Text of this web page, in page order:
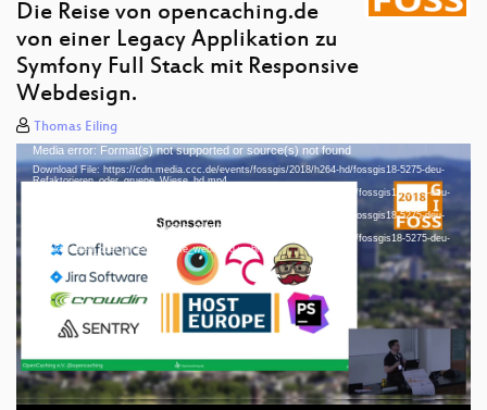
Die Reise von opencaching.de
von einer Legacy Applikation zu
Symfony Full Stack mit Responsive
Webdesign.
Thomas Eiling
Video
Player
Media error: Format(s) not supported or source(s) not found
Download File: https://cdn.media.ccc.de/events/fossgis/2018/h264-hd/fossgis18-5275-deu-
Refaktorieren_oder_gruene_Wiese_hd.mp4
Download File: https://cdn.media.ccc.de/events/fossgis/2018/webm-hd/fossgis18-5275-deu-
Download File: https://cdn.media.ccc.de/events/fossgis/2018/h264-sd/fossgis18-5275-deu-
Refaktorieren_oder_gruene_Wiese_sd.mp4
Download File: https://cdn.media.ccc.de/events/fossgis/2018/webm-sd/fossgis18-5275-deu-
Refaktorieren_oder_gruene_Wiese_webm-sd.webm
deu 1080p (mp4)
deu 1080p (webm)
deu 576p (mp4)
deu 576p (webm)